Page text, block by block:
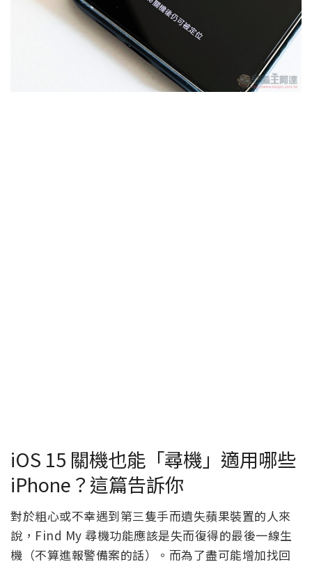
iOS 15 關機也能「尋機」適用哪些
iPhone？這篇告訴你
對於粗心或不幸遇到第三隻手而遺失蘋果裝置的人來
說，Find My 尋機功能應該是失而復得的最後一線生
機（不算進報警備案的話）。而為了盡可能增加找回